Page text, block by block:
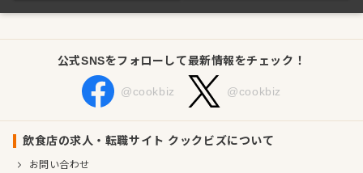
公式SNSをフォローして最新情報をチェック！
@cookbiz @cookbiz
飲食店の求人・転職サイト クックビズについて
お問い合わせ